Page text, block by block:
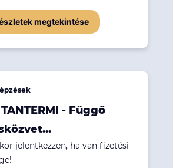
megtekintése
- Függő
jelentkezzen, ha van fizetési